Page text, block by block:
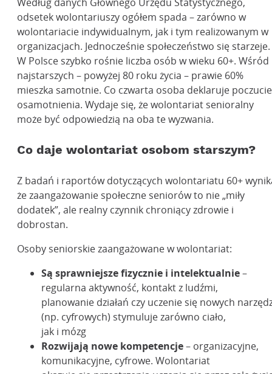
odsetek wolontariuszy ogółem spada – zarówno w
wolontariacie indywidualnym, jak i tym realizowanym w
organizacjach. Jednocześnie społeczeństwo się starzeje.
W Polsce szybko rośnie liczba osób w wieku 60+. Wśród
najstarszych – powyżej 80 roku życia – prawie 60%
mieszka samotnie. Co czwarta osoba deklaruje poczucie
osamotnienia. Wydaje się, że wolontariat senioralny
może być odpowiedzią na oba te wyzwania.
Co daje wolontariat osobom starszym?
Z badań i raportów dotyczących wolontariatu 60+
że zaangażowanie społeczne seniorów to nie „miły
dodatek”, ale realny czynnik chroniący zdrowie i
dobrostan.
Osoby seniorskie zaangażowane w wolontariat:
Są sprawniejsze fizycznie i intelektualnie–
regularna aktywność, kontakt z ludźmi,
planowanie działań czy uczenie się nowych
(np. cyfrowych) stymuluje zarówno ciało,
jak i mózg
Rozwijają nowe kompetencje– organizacyjne,
komunikacyjne, cyfrowe. Wolontariat